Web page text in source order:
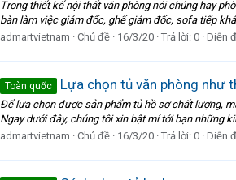
Trong thiết kế nội thất văn phòng nói chúng hay
bàn làm việc giám đốc, ghế giám đốc, sofa tiếp
admartvietnam
Chủ đề 16/3/20 Trả lời: 0 Diễn
Toàn quốc Lựa chọn tủ văn phòng như
Để lựa chọn được sản phẩm tủ hồ sơ chất lượng,
Ngay dưới đây, chúng tôi xin bật mí tới bạn những
admartvietnam
Chủ đề 16/3/20 Trả lời: 0 Diễn